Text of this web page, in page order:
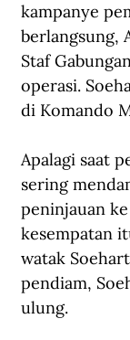
kampanye
berlangsung,
Staf
operasi.
di Komando
Apalagi saat
sering
peninjauan
kesempatan
watak
pendiam,
ulung.